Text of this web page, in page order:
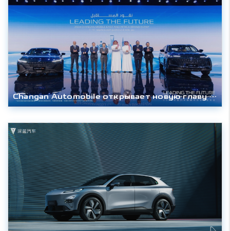
Changan Automobile открывает новую главу своей истории